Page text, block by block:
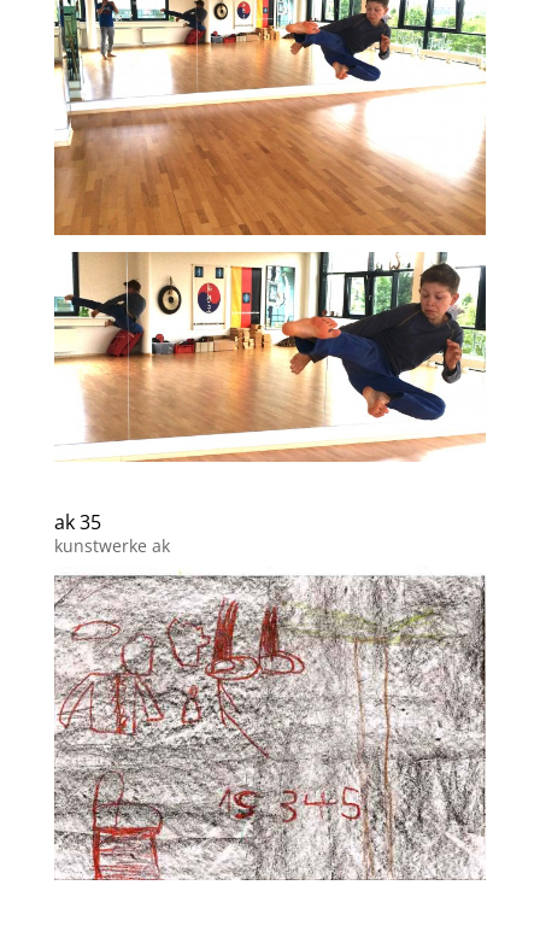
ak 35
kunstwerke ak